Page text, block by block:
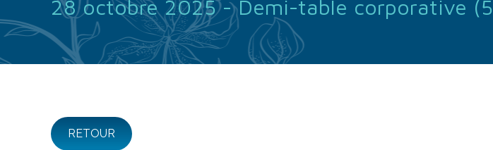
28 octobre 2025 - Demi-table corporative
RETOUR